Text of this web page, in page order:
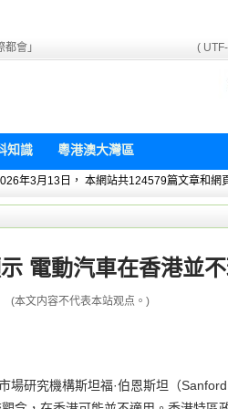
會」 (
知識 粵港澳大灣區
年3月13日， 本網站共124579篇文章和
電動汽車在香港並
(本文内容不代表本站观点。)
場研究機構斯坦福·伯恩斯坦（